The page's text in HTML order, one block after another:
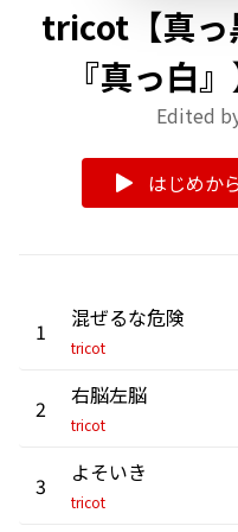
tricot【真っ
『真っ白
Edited
はじめか
1 混ぜるな危険
tricot
2 右脳左脳
tricot
3 よそいき
tricot